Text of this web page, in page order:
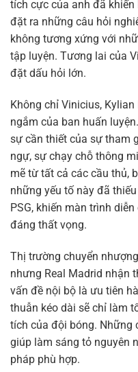
tích cực của anh đã
đặt ra những câu hỏi
không tương xứng với
tập luyện. Tương lai của
đặt dấu hỏi lớn.
Không chỉ Vinicius,
ngắm của ban huấn
sự cần thiết của sự tham
ngự, sự chạy chỗ thông
mẽ từ tất cả các cầu thủ,
những yếu tố này đã
PSG, khiến màn trình
đáng thất vọng.
Thị trường chuyển
nhưng Real Madrid nhận
vấn đề nội bộ là ưu tiên
thuẫn kéo dài sẽ chỉ làm
tích của đội bóng. Những
giúp làm sáng tỏ nguyên
pháp phù hợp.